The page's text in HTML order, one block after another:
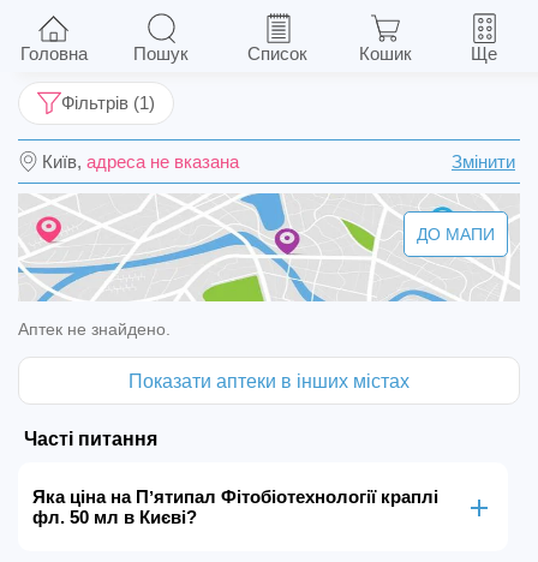
Пʼятипал Фітобіотехнології краплі фл. 50 мл
Київ, адреса не вказана Змінити
Фільтрів (1)
ДО МАПИ
Аптек не знайдено.
Показати аптеки в інших містах
Часті питання
Яка ціна на Пʼятипал Фітобіотехнології краплі
фл. 50 мл в Києві?
Головна Пошук Список Кошик Ще